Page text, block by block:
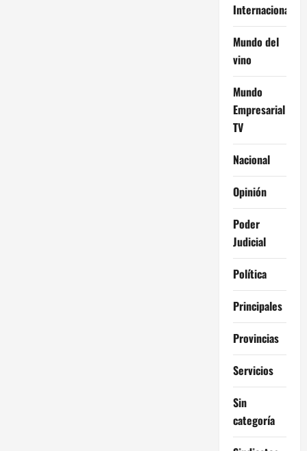
Internacional
Mundo del
vino
Mundo
Empresarial
TV
Nacional
Opinión
Poder
Judicial
Política
Principales
Provincias
Servicios
Sin
categoría